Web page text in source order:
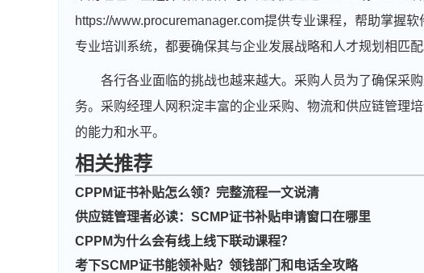
https://www.procuremanager.com提供专业课程，帮助掌握
专业培训系统，都要确保其与企业发展战略和人才规划相匹配
各行各业面临的挑战也越来越大。采购人员为了确保采
务。采购经理人网积淀丰富的企业采购、物流和供应链管理
的能力和水平。
相关推荐
CPPM证书补贴怎么领？完整流程一文说清
供应链管理者必读：SCMP证书补贴申请窗口在哪里
CPPM为什么会有线上线下联动课程？
考下SCMP证书能领补贴？领钱部门和电话全攻略